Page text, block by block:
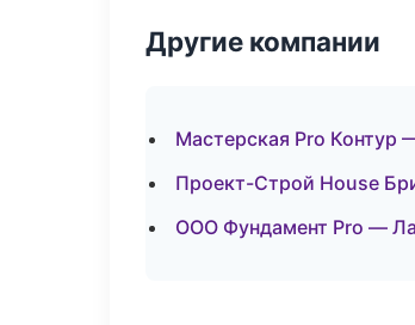
Другие компании
Мастерская Pro Контур
Проект-Строй House
ООО Фундамент Pro —